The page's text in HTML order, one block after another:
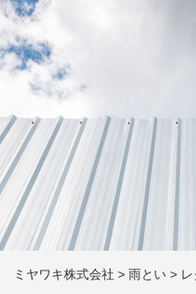
ミヤワキ株式会社 > 雨とい >